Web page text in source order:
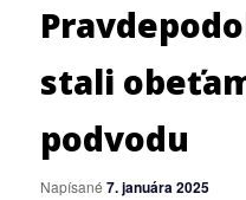
stali
podvodu
Napísané7. januára 2025